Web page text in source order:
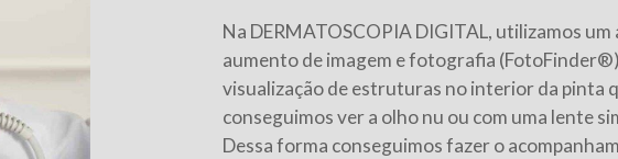
Na DERMATOSCOPIA DIGITAL, utilizamos um
aumento de imagem e fotografia
visualização de estruturas no interior da pinta
conseguimos ver a olho nu ou com uma lente
Dessa forma conseguimos fazer o